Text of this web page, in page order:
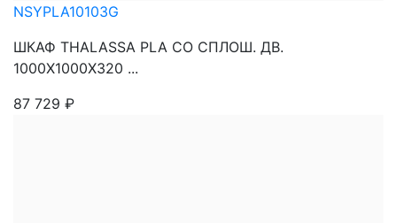
NSYPLA10103G
ШКАФ THALASSA PLA СО СПЛОШ. ДВ.
1000Х1000Х320 ...
87 729 ₽